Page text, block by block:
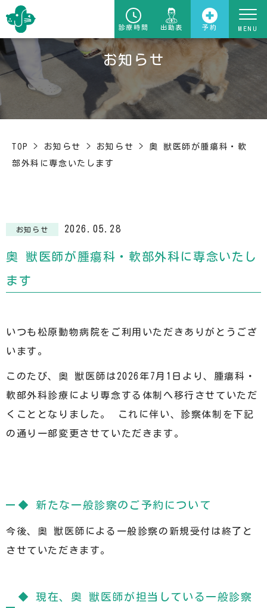
診療時間 出勤表 予約
お知らせ
TOP > お知らせ > お知らせ > 奥 獣医師が腫瘍科・軟
部外科に専念いたします
お知らせ 2026.05.28
奥 獣医師が腫瘍科・軟部外科に専念いたし
ます
いつも松原動物病院をご利用いただきありがとうござ
います。
このたび、 奥 獣医師は2026年7月1日より、腫瘍科・
軟部外科診療により専念する体制へ移行させていただ
くこととなりました。 これに伴い、診察体制を下記
の通り一部変更させていただきます。
◆ 新たな一般診察のご予約について
今後、奥 獣医師による一般診察の新規受付は終了と
させていただきます。
◆ 現在、奥 獣医師が担当している一般診察